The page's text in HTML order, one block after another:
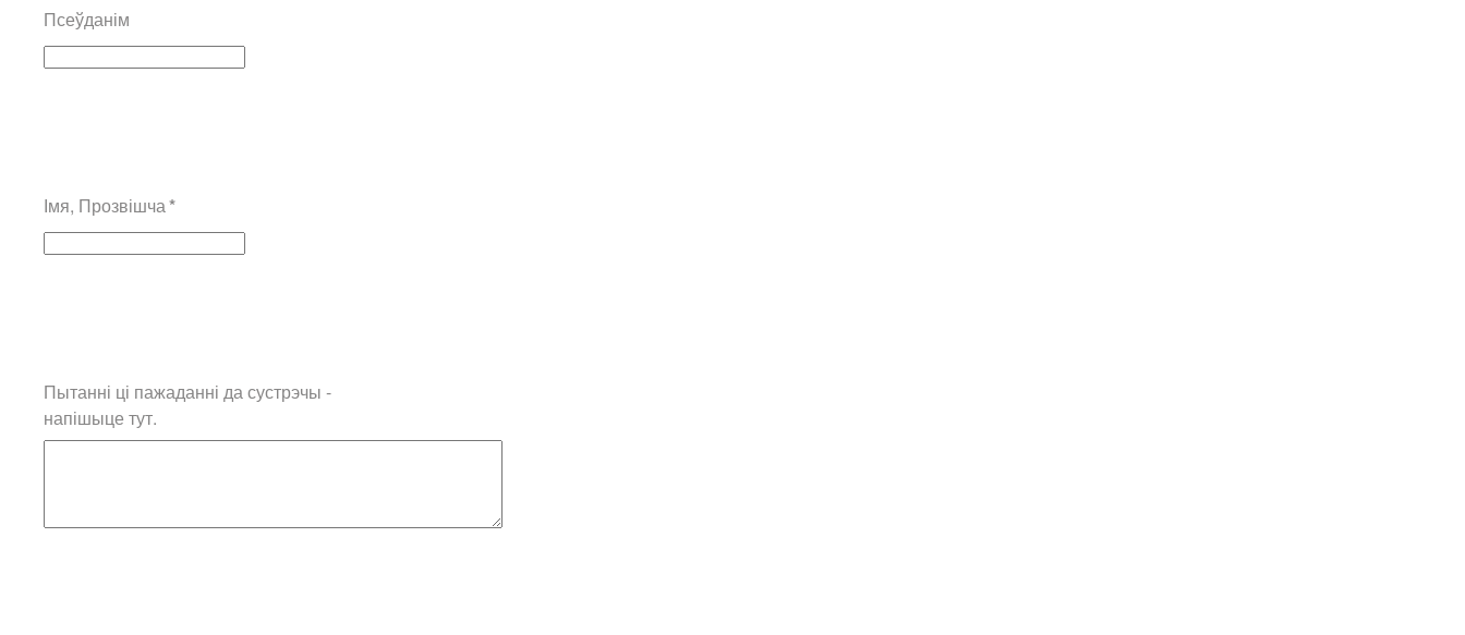
Псеўданім
Імя, Прозвішча*
Пытанні ці пажаданні да сустрэчы -
напішыце тут.